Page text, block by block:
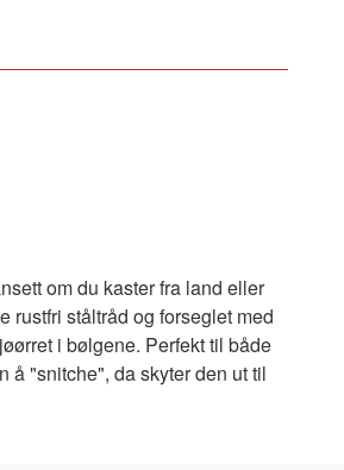
om du kaster fra land eller
rustfri ståltråd og forseglet med
i bølgene. Perfekt til både
å "snitche", da skyter den ut til